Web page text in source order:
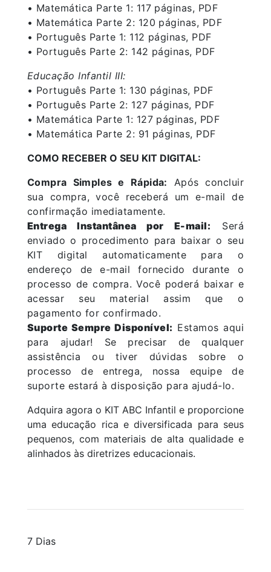
• Matemática Parte 1: 117 páginas, PDF
• Matemática Parte 2: 120 páginas, PDF
• Português Parte 1: 112 páginas, PDF
• Português Parte 2: 142 páginas, PDF
Educação Infantil III:
• Português Parte 1: 130 páginas, PDF
• Português Parte 2: 127 páginas, PDF
• Matemática Parte 1: 127 páginas, PDF
• Matemática Parte 2: 91 páginas, PDF
COMO RECEBER O SEU KIT DIGITAL:
Compra Simples e Rápida: Após concluir
sua compra, você receberá um e-mail de
confirmação imediatamente.
Entrega Instantânea por E-mail: Será
enviado o procedimento para baixar o seu
KIT digital automaticamente para o
endereço de e-mail fornecido durante o
processo de compra. Você poderá baixar e
acessar seu material assim que o
pagamento for confirmado.
Suporte Sempre Disponível: Estamos aqui
para ajudar! Se precisar de qualquer
assistência ou tiver dúvidas sobre o
processo de entrega, nossa equipe de
suporte estará à disposição para ajudá-lo.
Adquira agora o KIT ABC Infantil e proporcione
uma educação rica e diversificada para seus
pequenos, com materiais de alta qualidade e
alinhados às diretrizes educacionais.
7 Dias